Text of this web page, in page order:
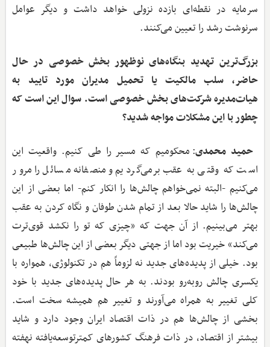
سرمایه در نقطه‌ای بازده نزولی خواهد داشت و دیگر عوامل
سرنوشت رشد را تعیین می‌کنند.
بزرگ‌ترین تهدید بنگاه‌های نوظهور بخش خصوصی در حال
حاضر، سلب مالکیت یا تحمیل مدیران مورد تایید به
هیات‌مدیره شرکت‌های بخش خصوصی است. سوال این است که
چطور با این مشکلات مواجه شدید؟
حمید محمدی: محکومیم که مسیر را طی کنیم. واقعیت این
است که وقتی به عقب برمی‌گردیم و منصفانه مسائل را مرور
می‌کنیم -البته نمی‌خواهم چالش‌ها را انکار کنم- اما بعضی از این
چالش‌ها را شاید حالا بعد از تمام شدن طوفان و نگاه کردن به عقب
بهتر می‌بینیم. از آن جهت که «چیزی که تو را نکشد قوی‌ترت
می‌کند» خیریت بود اما از جهتی دیگر بعضی از این چالش‌ها طبیعی
بود. خیلی از پدیده‌های جدید نه لزوماً هم در تکنولوژی، همواره با
یکسری چالش روبه‌رو بودند. به هر حال پدیده‌های جدید با خود
کلی تغییر به همراه می‌آورند و تغییر هم همیشه سخت است.
بخشی از چالش‌ها هم در ذات اقتصاد ایران وجود دارد و شاید
بیشتر از اقتصاد، در ذات فرهنگ کشورهای کمترتوسعه‌یافته نهفته